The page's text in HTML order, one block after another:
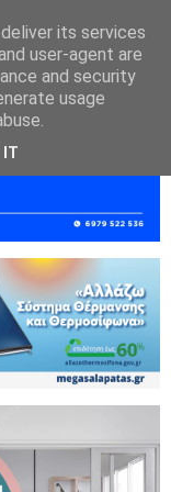
its services
user-agent are
and security
usage
IT